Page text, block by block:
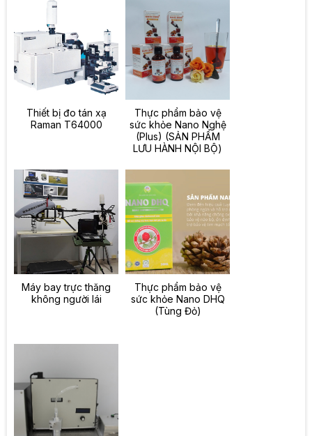
Thiết bị đo tán xạ
Raman T64000
Thực phẩm bảo vệ
sức khỏe Nano Nghệ
(Plus) (SẢN PHẨM
LƯU HÀNH NỘI BỘ)
Máy bay trực thăng
không người lái
Thực phẩm bảo vệ
sức khỏe Nano DHQ
(Tùng Đỏ)